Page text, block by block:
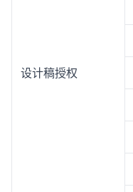
设计稿授权